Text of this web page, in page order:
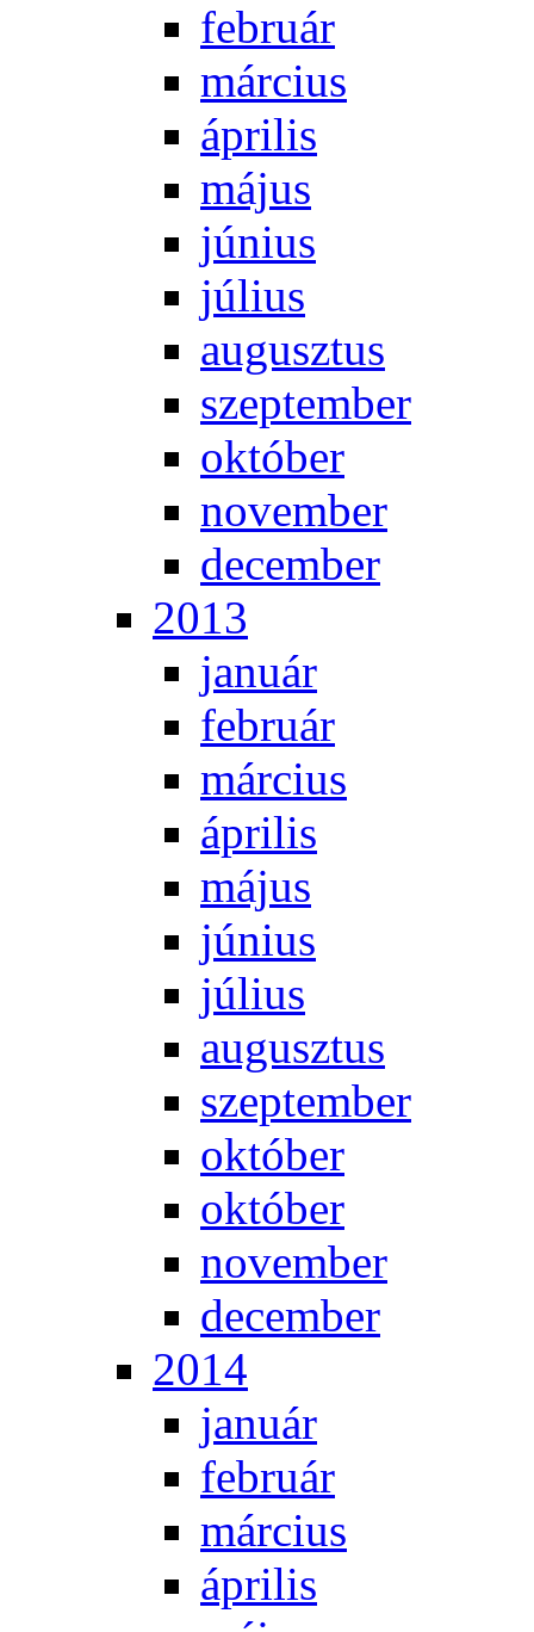
feb­ru­ár
már­ci­us
áp­ri­lis
má­jus
jú­ni­us
jú­li­us
au­gusz­tus
szep­tem­ber
ok­tó­ber
no­vem­ber
de­cem­ber
2013
ja­nu­ár
feb­ru­ár
már­ci­us
áp­ri­lis
má­jus
jú­ni­us
jú­li­us
au­gusz­tus
szep­tem­ber
ok­tó­ber
ok­tó­ber
no­vem­ber
de­cem­ber
2014
ja­nu­ár
feb­ru­ár
már­ci­us
áp­ri­lis